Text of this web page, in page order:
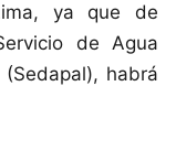
ya que de
de Agua
habrá